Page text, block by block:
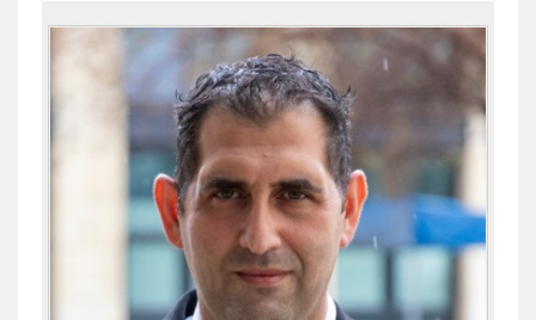
עו"ד תומר נוה
משפט פלילי פשיעה חמורה מעצרים
וחקירות צבאי תעבורה
0544218336
עו"ד שאדי כבהא
פלילי עורכי דין לענייני אסירים
0525556970
משרד עורכי דין חן ברוך
פלילי דיני תעבורה מעצרים וחקירות